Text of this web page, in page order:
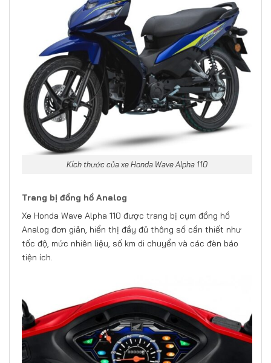
Kích thước của xe Honda Wave Alpha 110
Trang bị đồng hồ Analog
Xe Honda Wave Alpha 110 được trang bị cụm đồng hồ
Analog đơn giản, hiển thị đầy đủ thông số cần thiết như
tốc độ, mức nhiên liệu, số km di chuyển và các đèn báo
tiện ích.